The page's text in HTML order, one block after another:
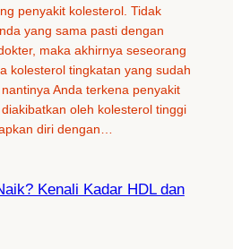
penyakit kolesterol. Tidak
yang sama pasti dengan
maka akhirnya seseorang
kolesterol tingkatan yang sudah
Anda terkena penyakit
oleh kolesterol tinggi
diri dengan…